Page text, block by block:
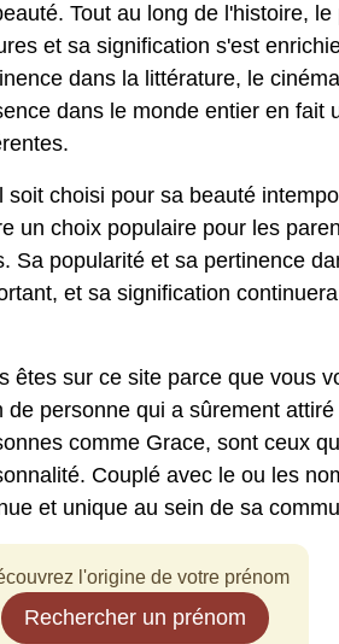
Tout au long de l'histoire,
et sa signification s'est
dans la littérature, le
dans le monde entier en fait
soit choisi pour sa beauté
un choix populaire pour les
Sa popularité et sa pertinence
et sa signification
êtes sur ce site parce que vous
de personne qui a sûrement
comme Grace, sont ceux
Couplé avec le ou les
et unique au sein de sa
l'origine de votre prénom
Rechercher un prénom